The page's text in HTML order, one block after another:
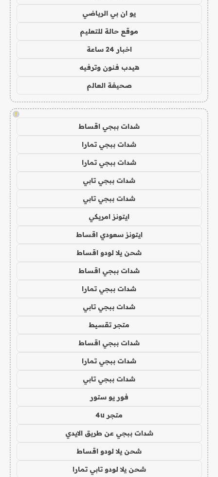
يو ان بي الرياضي
موقع حالة للتعليم
اخبار 24 ساعة
هيدب فنون وترفيه
صحيفة العالم
!
شدات ببجي اقساط
شدات ببجي تمارا
شدات ببجي تمارا
شدات ببجي تابي
شدات ببجي تابي
ايتونز امريكي
ايتونز سعودي اقساط
شحن يلا لودو اقساط
شدات ببجي اقساط
شدات ببجي تمارا
شدات ببجي تابي
متجر تقسيط
شدات ببجي اقساط
شدات ببجي تمارا
شدات ببجي تابي
فور يو ستور
متجر 4u
شدات ببجي عن طريق الايدي
شحن يلا لودو اقساط
شحن يلا لودو تابي تمارا